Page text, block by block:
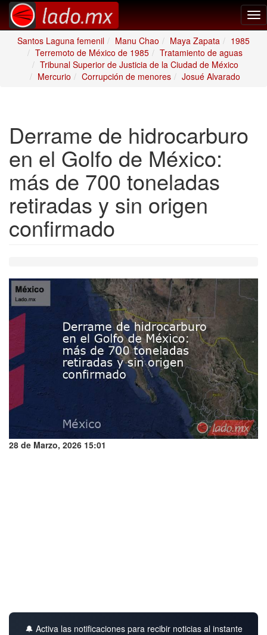
Santos Laguna femenil
Manu Chao Maya Zapata
1985
Terremoto de México de 1985
Tratamiento de aguas
Tribunal Superior de Justicia de la Ciudad de México
Mercurio
Corrupción de menores Josué Alvarado
Derrame de hidrocarburo
en el Golfo de México:
más de 700 toneladas
retiradas y sin origen
confirmado
28 de Marzo, 2026 15:01
🔔 Activa las notificaciones para recibir noticias al instante